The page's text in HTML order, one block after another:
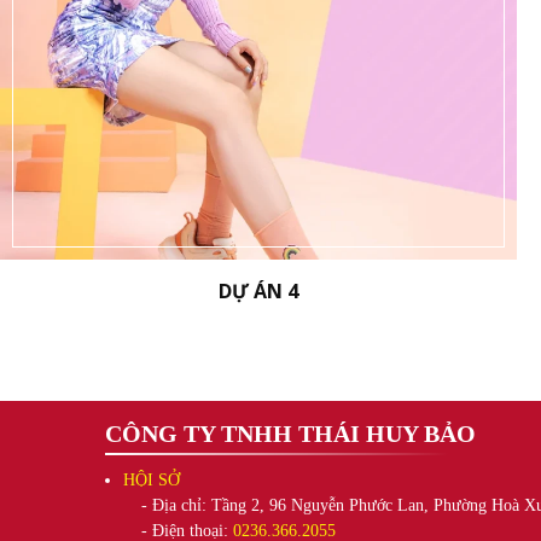
DỰ ÁN 4
CÔNG TY TNHH THÁI HUY BẢO
HỘI SỞ
- Địa chỉ: Tầng 2, 96 Nguyễn Phước Lan, Phường Hoà
- Điện thoại: 0236.366.2055